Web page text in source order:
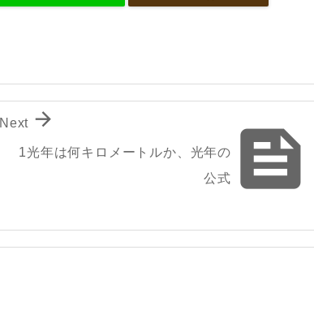

1光年は何キロメートルか、光年の
公式

Next